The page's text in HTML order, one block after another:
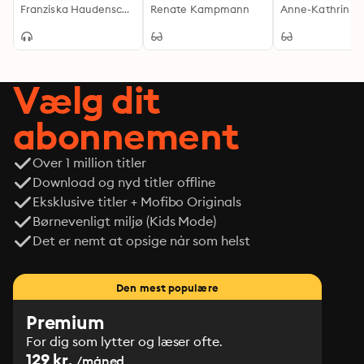
Franziska Haudenschild
Roman - Band 1
Renate Kampmann
Martha Gerlach
Vælg dit
abonnement
Over 1 million titler
Download og nyd titler offline
Eksklusive titler + Mofibo Originals
Børnevenligt miljø (Kids Mode)
Det er nemt at opsige når som helst
Den mest populære
Premium
For dig som lytter og læser ofte.
129 kr. /måned